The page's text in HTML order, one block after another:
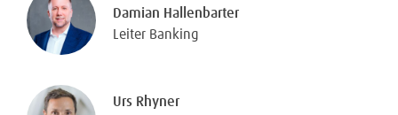
Damian Hallenbarter
Leiter Banking
Urs Rhyner